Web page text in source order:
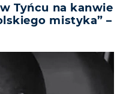
Tyńcu na kanwie
mistyka” –